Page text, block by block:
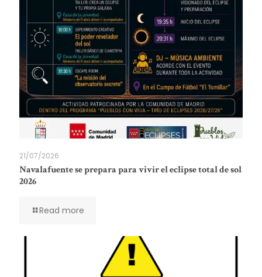
21/07/2026
Navalafuente se prepara para vivir el eclipse total de sol
2026
Read more